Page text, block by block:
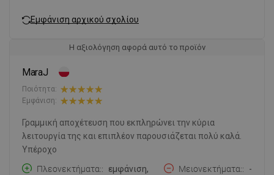
Εμφάνιση αρχικού σχολίου
Η αξιολόγηση αφορά αυτό το προϊόν
MaraJ
Ποιότητα:
Εμφάνιση:
Γραμμική αποχέτευση που εκπληρώνει την κύρια
λειτουργία της και επιπλέον παρουσιάζεται πολύ καλά.
Υπέροχο
Πλεονεκτήματα:
εμφάνιση,
Μειονεκτήματα: -